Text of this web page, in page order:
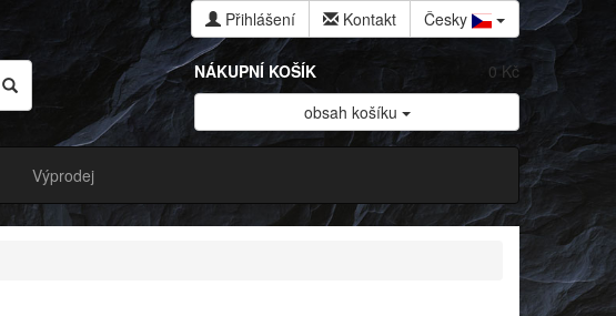
Přihlášení Kontakt Česky
0 Kč
NÁKUPNÍ KOŠÍK
obsah košíku
Výprodej